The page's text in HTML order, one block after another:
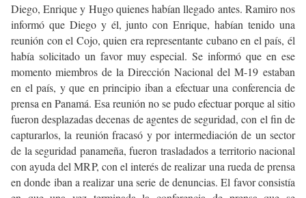
Diego, Enrique y Hugo quienes habían llegado antes. Ramiro nos
informó que Diego y él, junto con Enrique, habían tenido una
reunión con el Cojo, quien era representante cubano en el país, él
había solicitado un favor muy especial. Se informó que en ese
momento miembros de la Dirección Nacional del M-19 estaban
en el país, y que en principio iban a efectuar una conferencia de
prensa en Panamá. Esa reunión no se pudo efectuar porque al sitio
fueron desplazadas decenas de agentes de seguridad, con el fin de
capturarlos, la reunión fracasó y por intermediación de un sector
de la seguridad panameña, fueron trasladados a territorio nacional
con ayuda del MRP, con el interés de realizar una rueda de prensa
en donde iban a realizar una serie de denuncias. El favor consistía